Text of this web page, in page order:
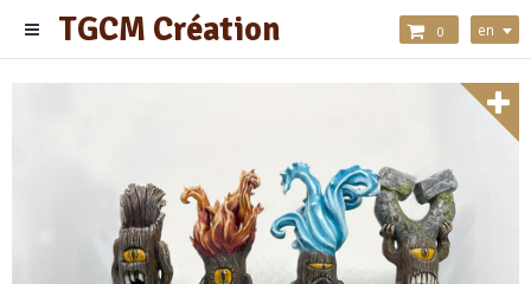
TGCM Création 0 en